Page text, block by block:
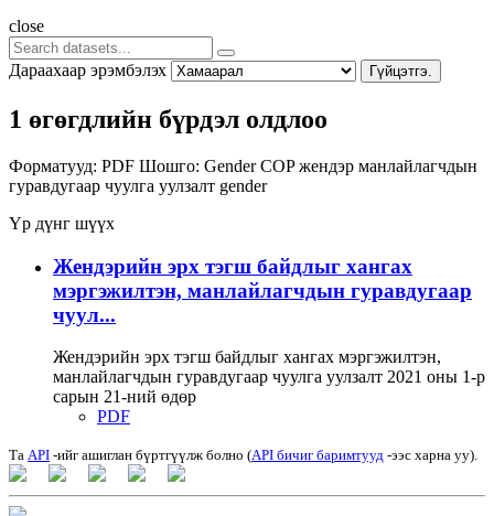
close
Дараахаар эрэмбэлэх Гүйцэтгэ.
1 өгөгдлийн бүрдэл олдлоо
Форматууд: PDF Шошго: Gender COPжендэр манлайлагчдын
гуравдугаар чуулга уулзалт gender
Үр дүнг шүүх
Жендэрийн эрх тэгш байдлыг хангах
мэргэжилтэн, манлайлагчдын гуравдугаар
чуул...
Жендэрийн эрх тэгш байдлыг хангах мэргэжилтэн,
манлайлагчдын гуравдугаар чуулга уулзалт 2021 оны 1-р
сарын 21-ний өдөр
PDF
Та API -ийг ашиглан бүртгүүлж болно (API бичиг баримтууд -ээс харна уу).